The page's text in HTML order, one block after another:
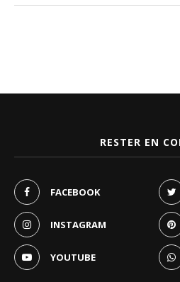
RESTER EN
FACEBOOK
INSTAGRAM
YOUTUBE